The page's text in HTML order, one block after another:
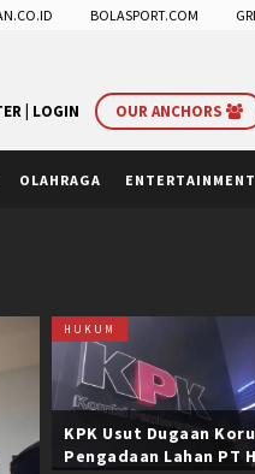
BOLASPORT.COM
| LOGIN OUR ANCHORS
OLAHRAGA ENTERTAINMENT
HUKUM
KPK Usut Dugaan
Pengadaan Lahan PT